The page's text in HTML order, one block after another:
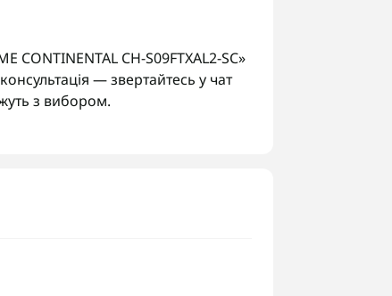
CONTINENTAL CH-S09FTXAL2-SC»
— звертайтесь у чат
з вибором.